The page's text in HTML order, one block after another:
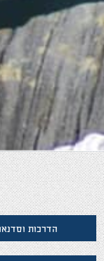
הדרכות